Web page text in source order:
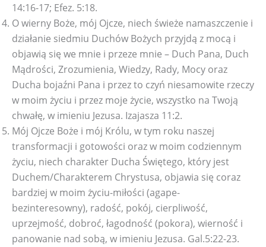
14:16-17; Efez. 5:18.
O wierny Boże, mój Ojcze, niech świeże namaszczenie i
działanie siedmiu Duchów Bożych przyjdą z mocą i
objawią się we mnie i przeze mnie – Duch Pana, Duch
Mądrości, Zrozumienia, Wiedzy, Rady, Mocy oraz
Ducha bojaźni Pana i przez to czyń niesamowite rzeczy
w moim życiu i przez moje życie, wszystko na Twoją
chwałę, w imieniu Jezusa. Izajasza 11:2.
Mój Ojcze Boże i mój Królu, w tym roku naszej
transformacji i gotowości oraz w moim codziennym
życiu, niech charakter Ducha Świętego, który jest
Duchem/Charakterem Chrystusa, objawia się coraz
bardziej w moim życiu-miłości (agape-
bezinteresowny), radość, pokój, cierpliwość,
uprzejmość, dobroć, łagodność (pokora), wierność i
panowanie nad sobą, w imieniu Jezusa. Gal.5:22-23.